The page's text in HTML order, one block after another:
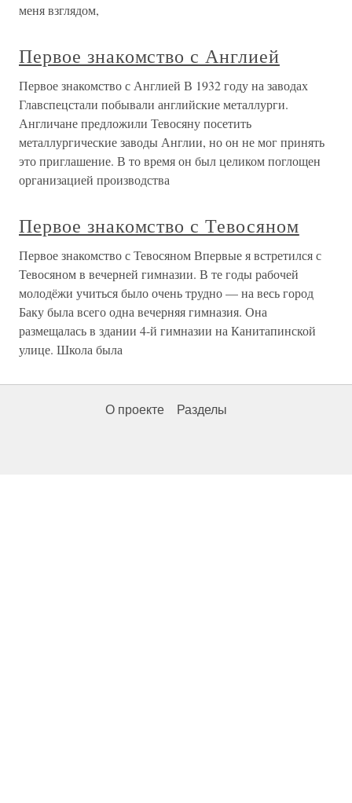
меня взглядом,
Первое знакомство с Англией
Первое знакомство с Англией В 1932 году на заводах
Главспецстали побывали английские металлурги.
Англичане предложили Тевосяну посетить
металлургические заводы Англии, но он не мог принять
это приглашение. В то время он был целиком поглощен
организацией производства
Первое знакомство с Тевосяном
Первое знакомство с Тевосяном Впервые я встретился с
Тевосяном в вечерней гимназии. В те годы рабочей
молодёжи учиться было очень трудно — на весь город
Баку была всего одна вечерняя гимназия. Она
размещалась в здании 4-й гимназии на Канитапинской
улице. Школа была
О проекте Разделы